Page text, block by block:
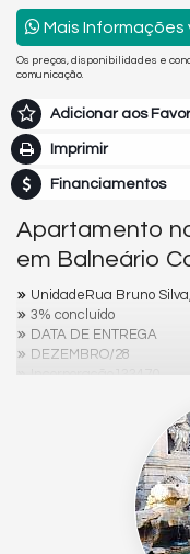
Mais
Os preços, disponibilidades e
comunicação.
Adicionar aos
Imprimir
Financiamentos
Apartamento
em Balneário
UnidadeRua Bruno
3% concluído
DATA DE ENTREGA
DEZEMBRO/28
Incorporação133470
Acabamento em gesso
Espera para split
Fechadura com senha